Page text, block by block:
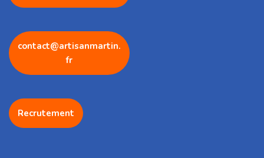
contact@artisanmartin.
fr
Recrutement